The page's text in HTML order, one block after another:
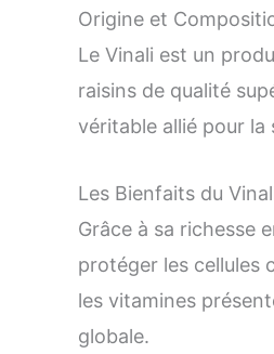
Origine et
Le Vinali est un
raisins de qualité
véritable allié pour
Les Bienfaits du
Grâce à sa richesse
protéger les cellules
les vitamines
globale.